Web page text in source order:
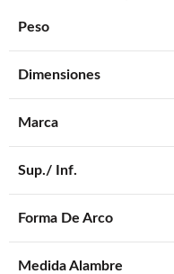
Peso
Dimensiones
Marca
Sup./ Inf.
Forma De Arco
Medida Alambre